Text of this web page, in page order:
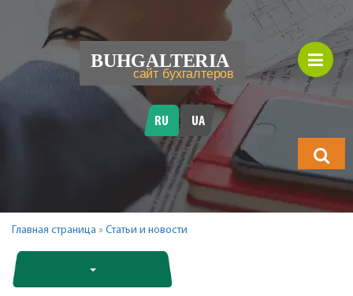
будете
искать?
RU UA
Главная страница » Статьи и новости